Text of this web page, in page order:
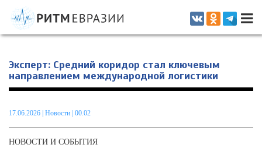
Информационно-аналитическое издание, посвященное актуальным
проблемам интеграции на постсоветском пространстве
Эксперт: Средний коридор стал ключевым
направлением международной логистики
17.06.2026 Новости | 00.02
НОВОСТИ И СОБЫТИЯ